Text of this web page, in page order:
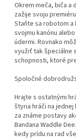
Okrem meča, biča a
zažije svoju
Staňte sa robotom
svojmu kanónu
údermi. Rovnako
využiť tak špeciálne
schopnosti, ktoré
Spoločné
Hrajte s ostatnými
štyria hráči na
za známe postavy
Bandana Waddle
kedy prídu na rad